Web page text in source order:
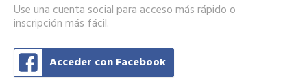
Use una cuenta social para acceso más rápido o
inscripción más fácil.
Acceder con Facebook